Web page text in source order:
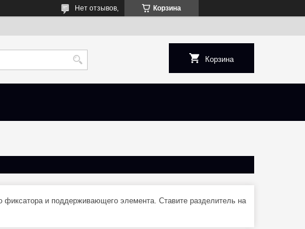
Корзина
Нет отзывов,
Корзина
фиксатора и поддерживающего элемента. Ставите разделитель на